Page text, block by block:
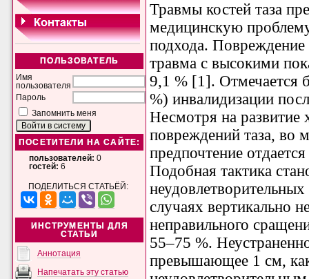
ПОЛЬЗОВАТЕЛЬ
Имя
пользователя
Пароль
Запомнить меня
ПОСЕТИТЕЛИ НА САЙТЕ:
пользователей: 0
гостей: 6
ПОДЕЛИТЬСЯ СТАТЬЁЙ:
ИНСТРУМЕНТЫ ДЛЯ
СТАТЬИ
Аннотация
Напечатать эту статью
Травмы костей таза
медицинскую
подхода. Повреждение
травма с высокими
9,1 % [1]. Отмечается
%) инвалидизации
Несмотря на развитие
повреждений таза, во
предпочтение
Подобная тактика
случаях вертикально
неправильного
55–75 %.
превышающее 1 см,